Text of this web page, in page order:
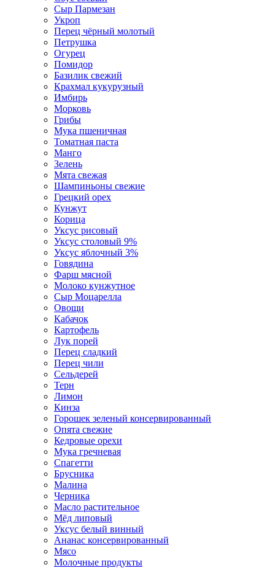
Сыр Пармезан
Укроп
Перец чёрный молотый
Петрушка
Огурец
Помидор
Базилик свежий
Крахмал кукурузный
Имбирь
Морковь
Грибы
Мука пшеничная
Томатная паста
Манго
Зелень
Мята свежая
Шампиньоны свежие
Грецкий орех
Кунжут
Корица
Уксус рисовый
Уксус столовый 9%
Уксус яблочный 3%
Говядина
Фарш мясной
Молоко кунжутное
Сыр Моцарелла
Овощи
Кабачок
Картофель
Лук порей
Перец сладкий
Перец чили
Сельдерей
Терн
Лимон
Кинза
Горошек зеленый консервированный
Опята свежие
Кедровые орехи
Мука гречневая
Спагетти
Брусника
Малина
Черника
Масло растительное
Мёд липовый
Уксус белый винный
Ананас консервированный
Мясо
Молочные продукты